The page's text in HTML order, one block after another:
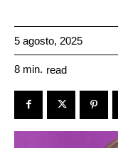
5 agosto, 2025
8 min. read